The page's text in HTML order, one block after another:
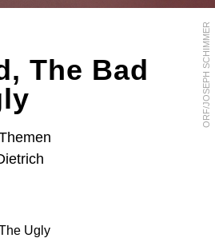
ORF/JOSEPH SCHIMMER
The Bad
Ugly